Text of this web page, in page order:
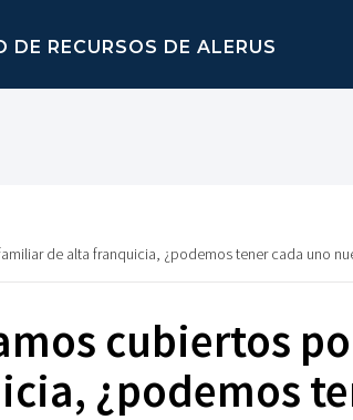
DE RECURSOS DE ALERUS
de alta franquicia, ¿podemos tener cada uno
cubiertos
¿podemos